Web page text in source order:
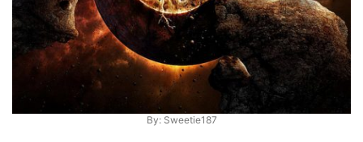
By: Sweetie187